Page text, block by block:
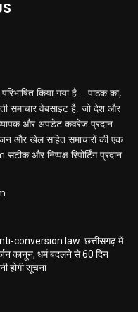
किया गया है – पाठक का,
समाचार वेबसाइट है, जो देश और
और अपडेट कवरेज प्रदान
और खेल सहित समाचारों की एक
और निष्पक्ष रिपोर्टिंग प्रदान
conversion law: छत्तीसगढ़ में
कानून, धर्म बदलने से 60 दिन
होगी सूचना